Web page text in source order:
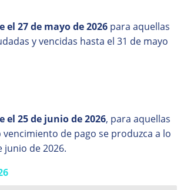
el 27 de mayo de 2026 para aquellas
y vencidas hasta el 31 de mayo
el 25 de junio de 2026, para aquellas
de pago se produzca a lo
junio de 2026.